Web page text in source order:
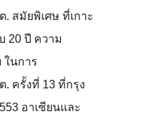
สมัยพิเศษ ที่เกาะ
20 ปี ความ
ในการ
. ครั้งที่ 13 ที่กรุง
อาเซียนและ